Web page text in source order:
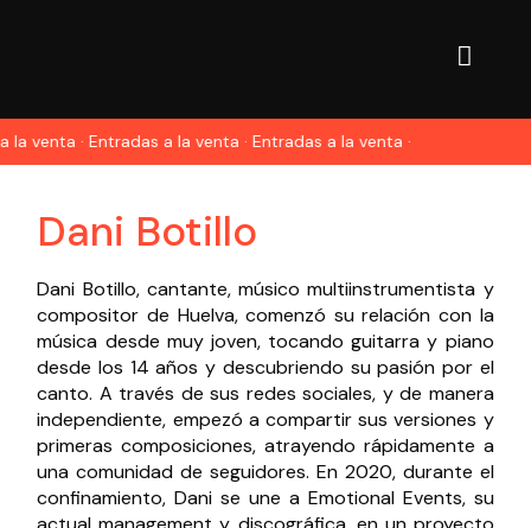
la venta · Entradas a la venta · Entradas a la venta ·
Dani Botillo
Dani Botillo, cantante, músico multiinstrumentista y
compositor de Huelva, comenzó su relación con la
música desde muy joven, tocando guitarra y piano
desde los 14 años y descubriendo su pasión por el
canto. A través de sus redes sociales, y de manera
independiente, empezó a compartir sus versiones y
primeras composiciones, atrayendo rápidamente a
una comunidad de seguidores. En 2020, durante el
confinamiento, Dani se une a Emotional Events, su